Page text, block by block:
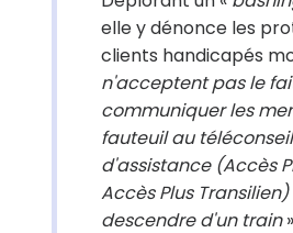
elle y dénonce les
clients handicapés
n'acceptent pas le
communiquer les
fauteuil au
d'assistance (Accès
Accès Plus
descendre d'un train